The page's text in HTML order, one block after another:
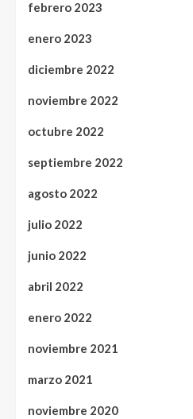
febrero 2023
enero 2023
diciembre 2022
noviembre 2022
octubre 2022
septiembre 2022
agosto 2022
julio 2022
junio 2022
abril 2022
enero 2022
noviembre 2021
marzo 2021
noviembre 2020